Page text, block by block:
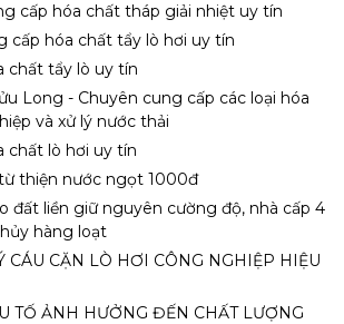
cấp hóa chất tháp giải nhiệt uy tín
cấp hóa chất tẩy lò hơi uy tín
chất tẩy lò uy tín
Long - Chuyên cung cấp các loại hóa
và xử lý nước thải
chất lò hơi uy tín
thiện nước ngọt 1000đ
đất liền giữ nguyên cường độ, nhà cấp 4
hàng loạt
CÁU CẶN LÒ HƠI CÔNG NGHIỆP HIỆU
TỐ ẢNH HƯỞNG ĐẾN CHẤT LƯỢNG